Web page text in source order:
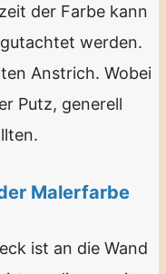
der Farbe kann
werden.
Anstrich. Wobei
Putz, generell
Malerfarbe
ist an die Wand